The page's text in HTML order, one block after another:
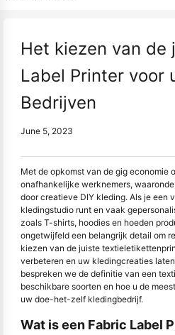
Het kiezen van de
Label Printer voor
Bedrijven
June 5, 2023
Met de opkomst van de gig economie
onafhankelijke werknemers,
door creatieve DIY kleding. Als je een
kledingstudio runt en vaak
zoals T-shirts, hoodies en hoeden
ongetwijfeld een belangrijk detail om
kiezen van de juiste
verbeteren en uw kledingcreaties
bespreken we de definitie van een
beschikbare soorten en hoe u de
uw doe-het-zelf kledingbedrijf.
Wat is een Fabric Label